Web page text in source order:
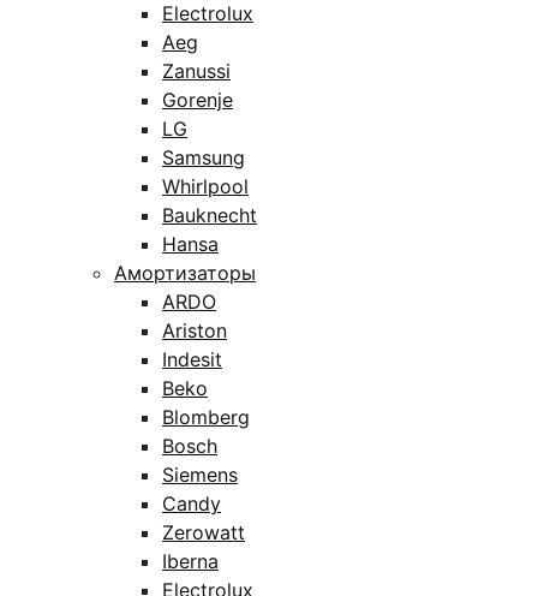
Electrolux
Aeg
Zanussi
Gorenje
LG
Samsung
Whirlpool
Bauknecht
Hansa
Амортизаторы
ARDO
Ariston
Indesit
Beko
Blomberg
Bosch
Siemens
Candy
Zerowatt
Iberna
Electrolux